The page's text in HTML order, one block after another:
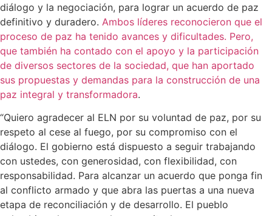
diálogo y la negociación, para lograr un acuerdo de paz
definitivo y duradero. Ambos líderes reconocieron que el
proceso de paz ha tenido avances y dificultades. Pero,
que también ha contado con el apoyo y la participación
de diversos sectores de la sociedad, que han aportado
sus propuestas y demandas para la construcción de una
paz integral y transformadora.
“Quiero agradecer al ELN por su voluntad de paz, por su
respeto al cese al fuego, por su compromiso con el
diálogo. El gobierno está dispuesto a seguir trabajando
con ustedes, con generosidad, con flexibilidad, con
responsabilidad. Para alcanzar un acuerdo que ponga fin
al conflicto armado y que abra las puertas a una nueva
etapa de reconciliación y de desarrollo. El pueblo